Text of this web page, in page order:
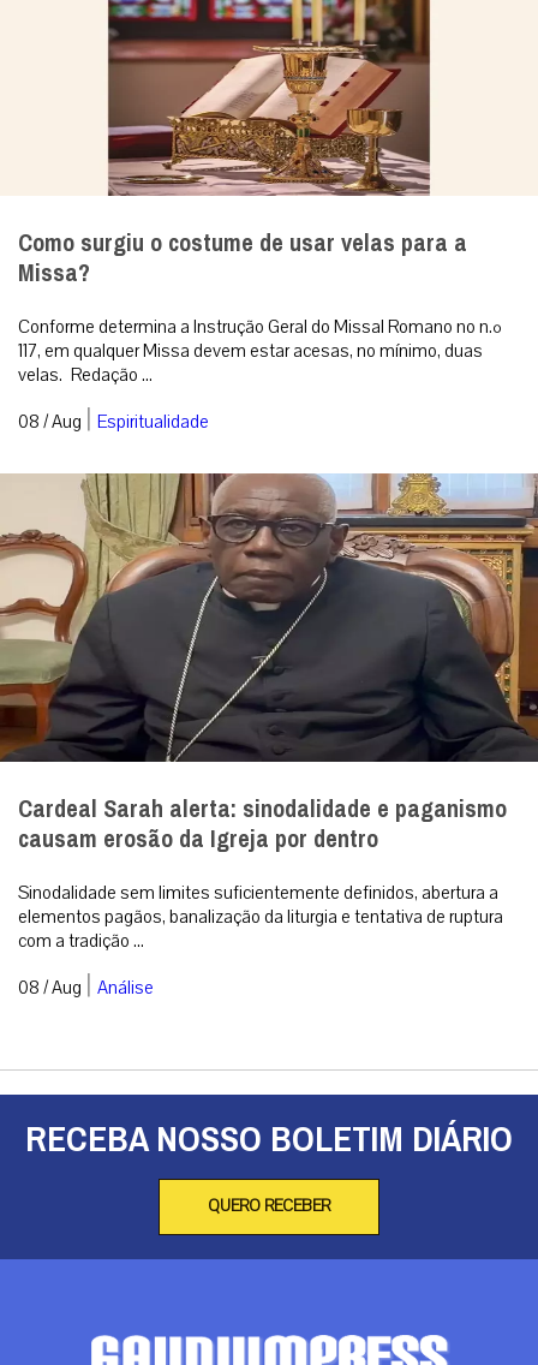
Como surgiu o costume de usar velas para a
Missa?
Conforme determina a Instrução Geral do Missal Romano no n.º
117, em qualquer Missa devem estar acesas, no mínimo, duas
velas. Redação ...
08 / Aug | Espiritualidade
Cardeal Sarah alerta: sinodalidade e paganismo
causam erosão da Igreja por dentro
Sinodalidade sem limites suficientemente definidos, abertura a
elementos pagãos, banalização da liturgia e tentativa de ruptura
com a tradição ...
08 / Aug | Análise
RECEBA NOSSO BOLETIM DIÁRIO
QUERO RECEBER